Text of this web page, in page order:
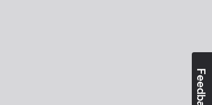
Feedback